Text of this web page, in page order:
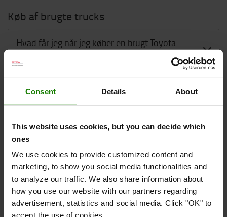
Consent Details About
This website uses cookies, but you can decide which
ones
We use cookies to provide customized content and
marketing, to show you social media functionalities and
to analyze our traffic. We also share information about
how you use our website with our partners regarding
advertisement, statistics and social media. Click "OK" to
accept the use of cookies.
Køb af brugte trucks
Hvad får jeg når jeg køber en brugt Toyota-
truck?
Hvilken reklamationsret er der på brugte
trucks?
Kan jeg leje eller få finansiering til en brugt
truck?